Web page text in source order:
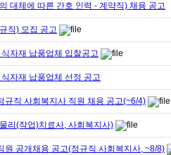
대체에 따른 간호 인력 - 계약직) 채용 공고
직) 모집 공고
자재 납품업체 입찰공고
자재 납품업체 선정 공고
규직 사회복지사 직원 채용 공고(~6/4)
리(작업)치료사, 사회복지사)
원 공개채용 공고(정규직 사회복지사, ~8/8)